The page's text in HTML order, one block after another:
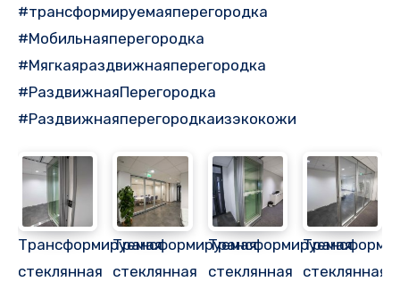
#трансформируемаяперегородка
#Мобильнаяперегородка
#Мягкаяраздвижнаяперегородка
#РаздвижнаяПерегородка
#Раздвижнаяперегородкаизэкокожи
Трансформируемая
стеклянная
Трансформируемая
стеклянная
Трансформируемая
стеклянная
стеклянная